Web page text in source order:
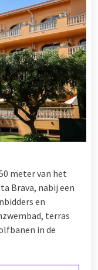
meter van het
Brava, nabij een
en
terras
in de